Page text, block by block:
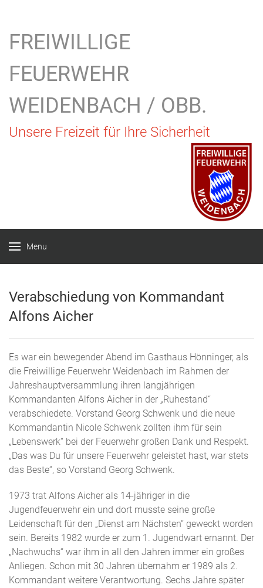
FREIWILLIGE
FEUERWEHR
WEIDENBACH / OBB.
Unsere Freizeit für Ihre Sicherheit
Menu
Verabschiedung von Kommandant
Alfons Aicher
Es war ein bewegender Abend im Gasthaus Hönninger, als
die Freiwillige Feuerwehr Weidenbach im Rahmen der
Jahreshauptversammlung ihren langjährigen
Kommandanten Alfons Aicher in der „Ruhestand“
verabschiedete. Vorstand Georg Schwenk und die neue
Kommandantin Nicole Schwenk zollten ihm für sein
„Lebenswerk“ bei der Feuerwehr großen Dank und Respekt.
„Das was Du für unsere Feuerwehr geleistet hast, war stets
das Beste“, so Vorstand Georg Schwenk.
1973 trat Alfons Aicher als 14-jähriger in die
Jugendfeuerwehr ein und dort musste seine große
Leidenschaft für den „Dienst am Nächsten“ geweckt worden
sein. Bereits 1982 wurde er zum 1. Jugendwart ernannt. Der
„Nachwuchs“ war ihm in all den Jahren immer ein großes
Anliegen. Schon mit 30 Jahren übernahm er 1989 als 2.
Kommandant weitere Verantwortung. Sechs Jahre später